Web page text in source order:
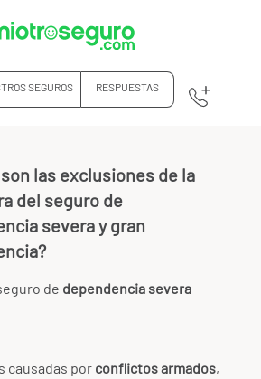
SEGUROS RESPUESTAS
las exclusiones de la
del seguro de
severa y gran
de dependencia severa
causadas por conflictos armados,